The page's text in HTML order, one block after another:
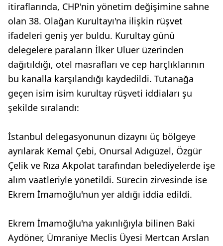
itiraflarında, CHP'nin yönetim değişimine sahne
olan 38. Olağan Kurultayı'na ilişkin rüşvet
ifadeleri geniş yer buldu. Kurultay günü
delegelere paraların İlker Uluer üzerinden
dağıtıldığı, otel masrafları ve cep harçlıklarının
bu kanalla karşılandığı kaydedildi. Tutanağa
geçen isim isim kurultay rüşveti iddiaları şu
şekilde sıralandı:
İstanbul delegasyonunun dizaynı üç bölgeye
ayrılarak Kemal Çebi, Onursal Adıgüzel, Özgür
Çelik ve Rıza Akpolat tarafından belediyelerde işe
alım vaatleriyle yönetildi. Sürecin zirvesinde ise
Ekrem İmamoğlu'nun yer aldığı iddia edildi.
Ekrem İmamoğlu'na yakınlığıyla bilinen Baki
Aydöner, Ümraniye Meclis Üyesi Mertcan Arslan